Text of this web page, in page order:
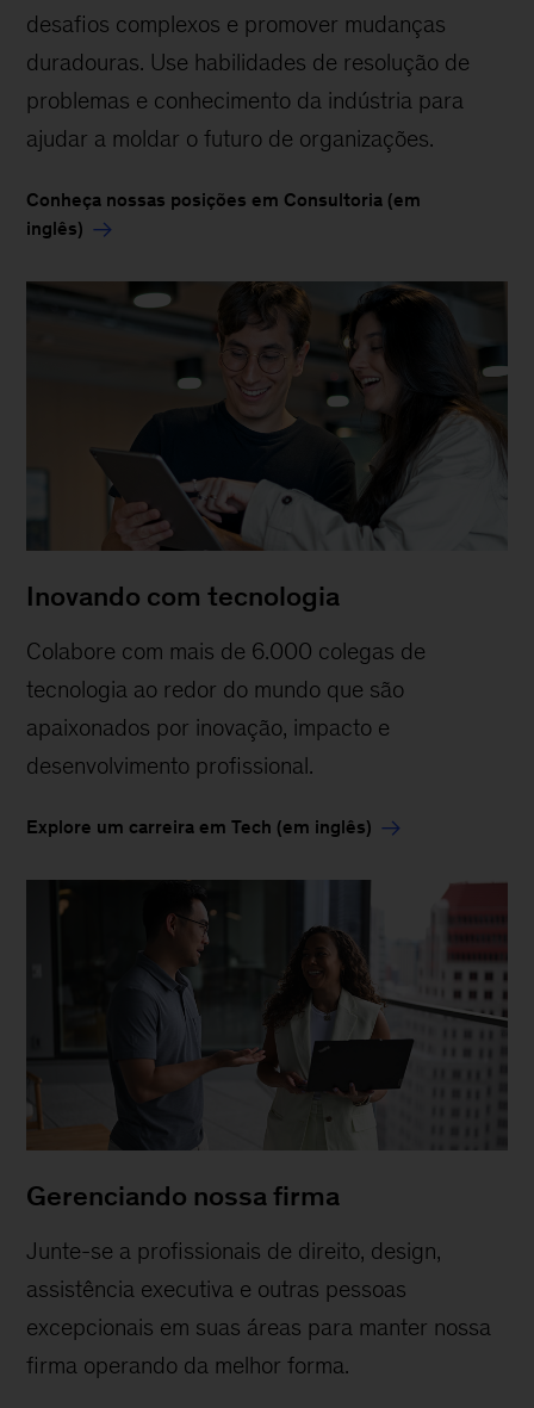
desafios complexos e promover mudanças
duradouras. Use habilidades de resolução de
problemas e conhecimento da indústria para
ajudar a moldar o futuro de organizações.
Conheça nossas posições em Consultoria (em
inglês)
Inovando com tecnologia
Colabore com mais de 6.000 colegas de
tecnologia ao redor do mundo que são
apaixonados por inovação, impacto e
desenvolvimento profissional.
Explore um carreira em Tech (em inglês)
Gerenciando nossa firma
Junte-se a profissionais de direito, design,
assistência executiva e outras pessoas
excepcionais em suas áreas para manter nossa
firma operando da melhor forma.